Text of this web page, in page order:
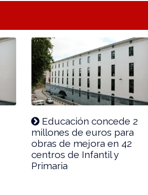
Educación concede 2
millones de euros para
obras de mejora en 42
centros de Infantil y
Primaria